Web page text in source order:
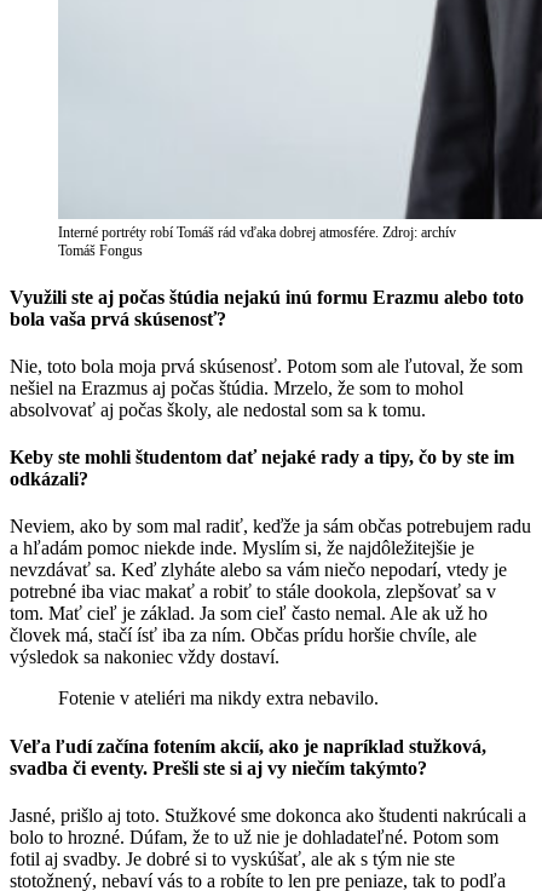
Interné portréty robí Tomáš rád vďaka dobrej atmosfére. Zdroj: archív
Tomáš Fongus
Využili ste aj počas štúdia nejakú inú formu Erazmu alebo toto
bola vaša prvá skúsenosť?
Nie, toto bola moja prvá skúsenosť. Potom som ale ľutoval, že som
nešiel na Erazmus aj počas štúdia. Mrzelo, že som to mohol
absolvovať aj počas školy, ale nedostal som sa k tomu.
Keby ste mohli študentom dať nejaké rady a tipy, čo by ste im
odkázali?
Neviem, ako by som mal radiť, keďže ja sám občas potrebujem radu
a hľadám pomoc niekde inde. Myslím si, že najdôležitejšie je
nevzdávať sa. Keď zlyháte alebo sa vám niečo nepodarí, vtedy je
potrebné iba viac makať a robiť to stále dookola, zlepšovať sa v
tom. Mať cieľ je základ. Ja som cieľ často nemal. Ale ak už ho
človek má, stačí ísť iba za ním. Občas prídu horšie chvíle, ale
výsledok sa nakoniec vždy dostaví.
Fotenie v ateliéri ma nikdy extra nebavilo.
Veľa ľudí začína fotením akcií, ako je napríklad stužková,
svadba či eventy. Prešli ste si aj vy niečím takýmto?
Jasné, prišlo aj toto. Stužkové sme dokonca ako študenti nakrúcali a
bolo to hrozné. Dúfam, že to už nie je dohladateľné. Potom som
fotil aj svadby. Je dobré si to vyskúšať, ale ak s tým nie ste
stotožnený, nebaví vás to a robíte to len pre peniaze, tak to podľa